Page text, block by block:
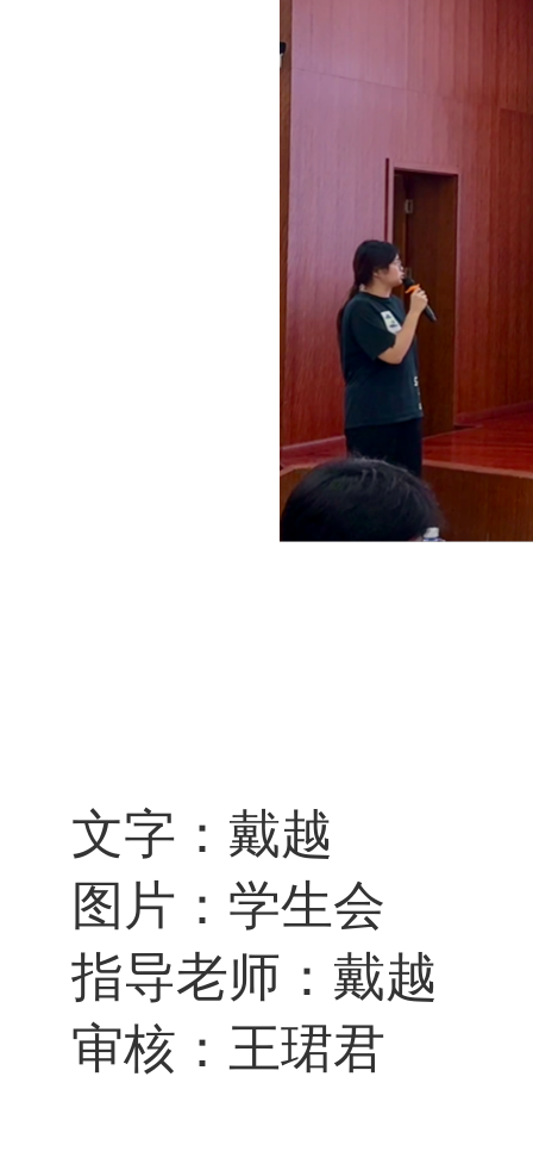
文字：戴越
图片：学生会
指导老师：戴越
审核：王珺君